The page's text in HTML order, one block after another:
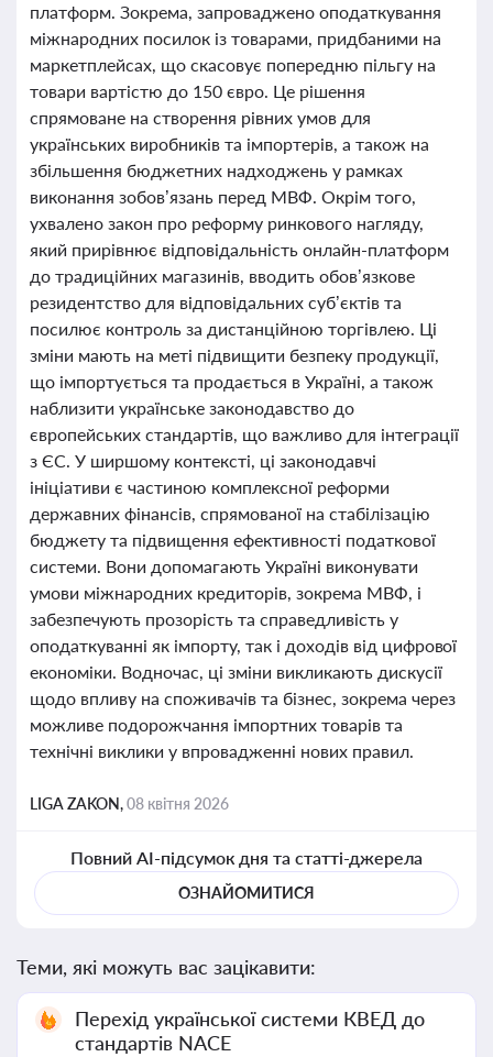
платформ. Зокрема, запроваджено оподаткування
міжнародних посилок із товарами, придбаними на
маркетплейсах, що скасовує попередню пільгу на
товари вартістю до 150 євро. Це рішення
спрямоване на створення рівних умов для
українських виробників та імпортерів, а також на
збільшення бюджетних надходжень у рамках
виконання зобов’язань перед МВФ. Окрім того,
ухвалено закон про реформу ринкового нагляду,
який прирівнює відповідальність онлайн-платформ
до традиційних магазинів, вводить обов’язкове
резидентство для відповідальних суб’єктів та
посилює контроль за дистанційною торгівлею. Ці
зміни мають на меті підвищити безпеку продукції,
що імпортується та продається в Україні, а також
наблизити українське законодавство до
європейських стандартів, що важливо для інтеграції
з ЄС. У ширшому контексті, ці законодавчі
ініціативи є частиною комплексної реформи
державних фінансів, спрямованої на стабілізацію
бюджету та підвищення ефективності податкової
системи. Вони допомагають Україні виконувати
умови міжнародних кредиторів, зокрема МВФ, і
забезпечують прозорість та справедливість у
оподаткуванні як імпорту, так і доходів від цифрової
економіки. Водночас, ці зміни викликають дискусії
щодо впливу на споживачів та бізнес, зокрема через
можливе подорожчання імпортних товарів та
технічні виклики у впровадженні нових правил.
LIGA ZAKON,08 квітня 2026
Повний AI-підсумок дня та статті-джерела
ОЗНАЙОМИТИСЯ
Теми, які можуть вас зацікавити:
Перехід української системи КВЕД до
стандартів NACE